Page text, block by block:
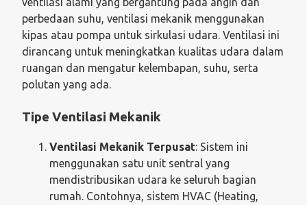
perbedaan suhu, ventilasi mekanik menggunakan
kipas atau pompa untuk sirkulasi udara. Ventilasi ini
dirancang untuk meningkatkan kualitas udara dalam
ruangan dan mengatur kelembapan, suhu, serta
polutan yang ada.
Tipe Ventilasi Mekanik
Ventilasi Mekanik Terpusat: Sistem ini
menggunakan satu unit sentral yang
mendistribusikan udara ke seluruh bagian
rumah. Contohnya, sistem HVAC (Heating,